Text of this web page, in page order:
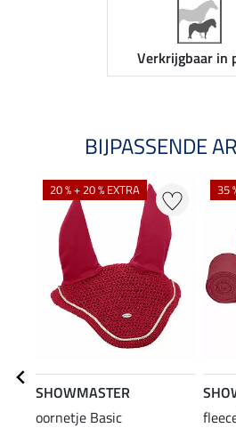
Verkrijgbaar in
BIJPASSENDE
20 % + 20 % EXTRA
SHOWMASTER
oornetje Basic
35